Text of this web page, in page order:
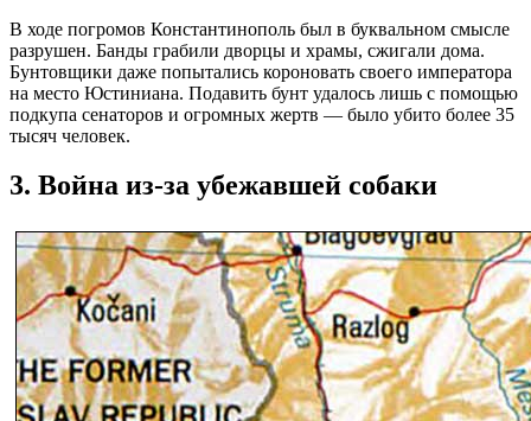
В ходе погромов Константинополь был в буквальном смысле
разрушен. Банды грабили дворцы и храмы, сжигали дома.
Бунтовщики даже попытались короновать своего императора
на место Юстиниана. Подавить бунт удалось лишь с помощью
подкупа сенаторов и огромных жертв — было убито более 35
тысяч человек.
3. Война из-за убежавшей собаки